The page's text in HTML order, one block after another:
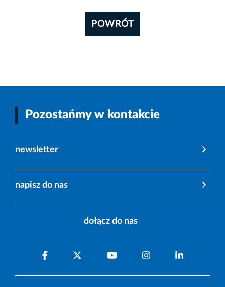
POWRÓT
Pozostańmy w kontakcie
newsletter
napisz do nas
dołącz do nas